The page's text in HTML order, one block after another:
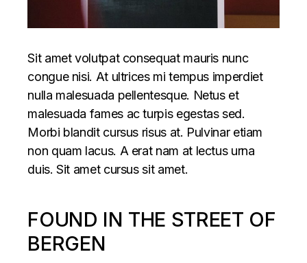
Sit amet volutpat consequat mauris nunc
congue nisi. At ultrices mi tempus imperdiet
nulla malesuada pellentesque. Netus et
malesuada fames ac turpis egestas sed.
Morbi blandit cursus risus at. Pulvinar etiam
non quam lacus. A erat nam at lectus urna
duis. Sit amet cursus sit amet.
FOUND IN THE STREET OF
BERGEN